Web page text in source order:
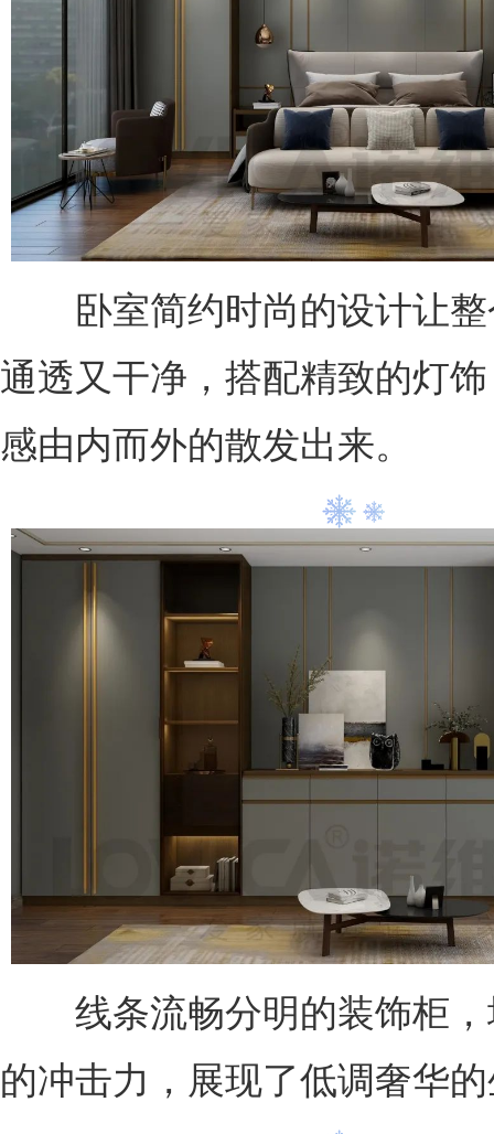
卧室简约时尚的设计让整
通透又干净，搭配精致的灯
感由内而外的散发出来。
线条流畅分明的装饰柜，
的冲击力，展现了低调奢华